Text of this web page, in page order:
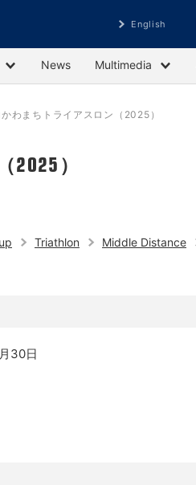
English
News Multimedia
わまちトライアスロン（2025）
2025）
Triathlon Middle Distance
30日